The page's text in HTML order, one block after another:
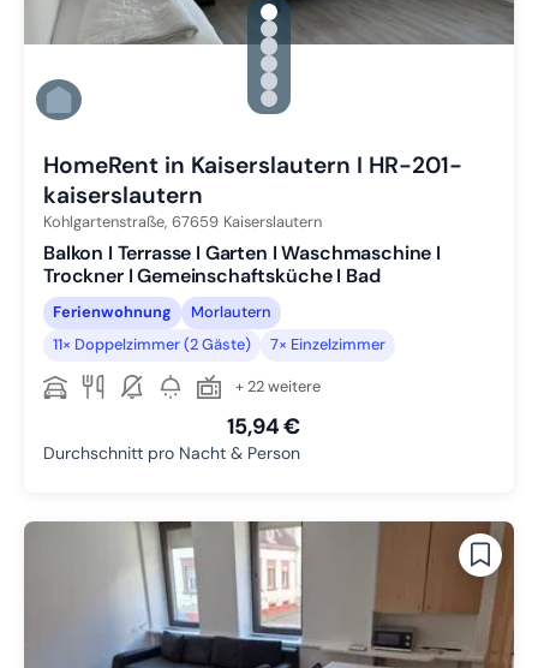
gallery.slide_selector
Zu Slide 1 wechseln
Zu Slide 2 wechseln
Zu Slide 3 wechseln
Zu Slide 4 wechseln
Zu Slide 5 wechseln
Zu Slide 6 wechseln
HomeRent in Kaiserslautern I HR-201-
kaiserslautern
Kohlgartenstraße, 67659 Kaiserslautern
Balkon I Terrasse I Garten I Waschmaschine I
Trockner I Gemeinschaftsküche I Bad
Ferienwohnung
Morlautern
11× Doppelzimmer (2 Gäste)
7× Einzelzimmer
+ 22 weitere
15,94 €
Durchschnitt pro Nacht & Person